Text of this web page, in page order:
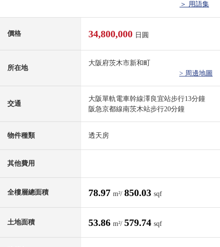
＞ 用語集
價格 34,800,000 日圓
所在地
大阪府茨木市新和町
> 周邊地圖
交通
大阪單軌電車幹線澤良宜站步行13分鐘
阪急京都線南茨木站步行20分鐘
物件種類 透天房
其他費用
全樓層總面積 78.97 m²/ 850.03 sqf
土地面積 53.86 m²/ 579.74 sqf